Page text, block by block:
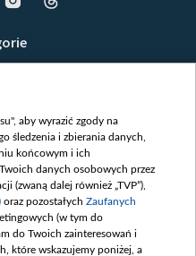
Polska
aby wyrazić zgody na
śledzenia i zbierania danych,
końcowym i ich
danych osobowych przez
(zwaną dalej również „TVP”),
oraz pozostałych Zaufanych
(w tym do
do Twoich zainteresowań i
które wskazujemy poniżej, a